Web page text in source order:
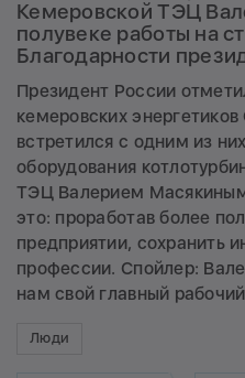
Кемеровской ТЭЦ
полувеке работы на
Благодарности
Президент России
кемеровских
встретился с одним из
оборудования
ТЭЦ Валерием
это: проработав более
предприятии, сохранить
профессии. Спойлер:
нам свой главный
Люди